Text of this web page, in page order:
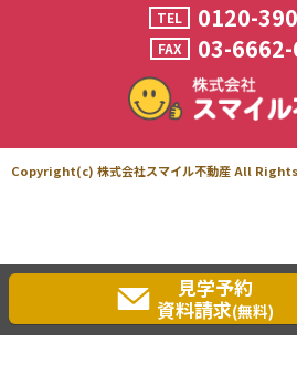
TEL 0120-
FAX 03-
Copyright(c) 株式会社スマイル不動産 All
見学予約
資料請求(無料)